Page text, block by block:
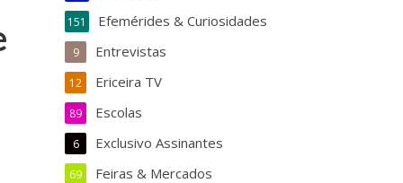
Efemérides & Curiosidades
151
Entrevistas
9
Ericeira TV
12
Escolas
89
Exclusivo Assinantes
6
Feiras & Mercados
69